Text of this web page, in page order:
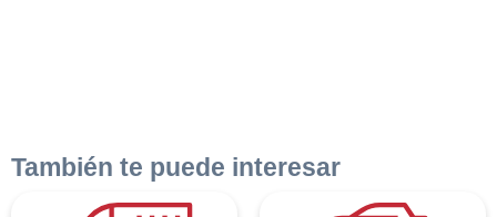
También te puede interesar